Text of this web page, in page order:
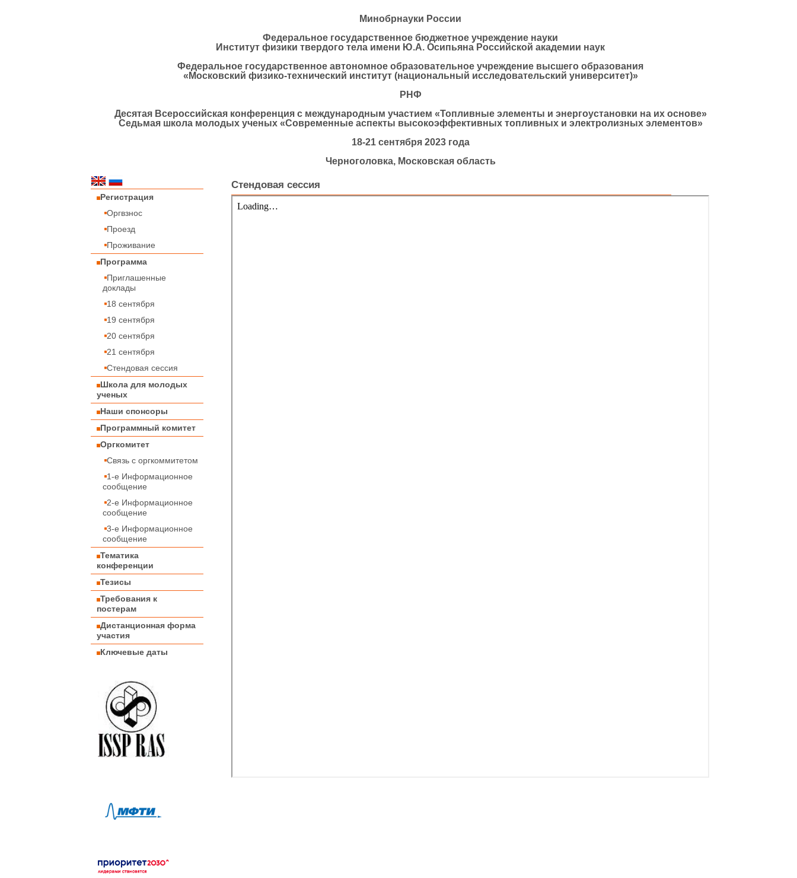
Минобрнауки России
Федеральное государственное бюджетное учреждение науки
Институт физики твердого тела имени Ю.А. Осипьяна Российской академии наук
Федеральное государственное автономное образовательное учреждение высшего образования
«Московский физико-технический институт (национальный исследовательский университет)»
РНФ
Деcятая Всероссийская конференция с международным участием «Топливные элементы и энергоустановки на их основе»
Седьмая школа молодых ученых «Современные аспекты высокоэффективных топливных и электролизных элементов»
18-21 сентября 2023 года
Черноголовка, Московская область
Регистрация
Оргвзнос
Проезд
Проживание
Программа
Приглашенные
доклады
18 сентября
19 сентября
20 сентября
21 сентября
Стендовая сессия
Школа для молодых
ученых
Наши спонсоры
Программный комитет
Оргкомитет
Связь с оргкоммитетом
1-е Информационное
сообщение
2-е Информационное
сообщение
3-е Информационное
сообщение
Тематика
конференции
Тезисы
Требования к
постерам
Дистанционная форма
участия
Ключевые даты
Стендовая сессия